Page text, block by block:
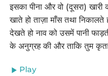
इसका पीना और वो (दूसरा)
खाते हो ताज़ा माँस तथा
देखते हो नाव को उसमें पानी
के अनुग्रह की और ताकि तुम
Play